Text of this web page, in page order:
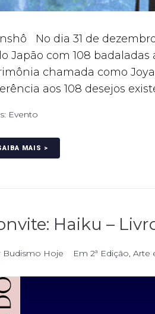
No dia 31 de
Japão com 108
chamada como
aos 108 desejos
Evento
MAIS >
Haiku –
Budismo Hoje Em 2ª Edição, Arte